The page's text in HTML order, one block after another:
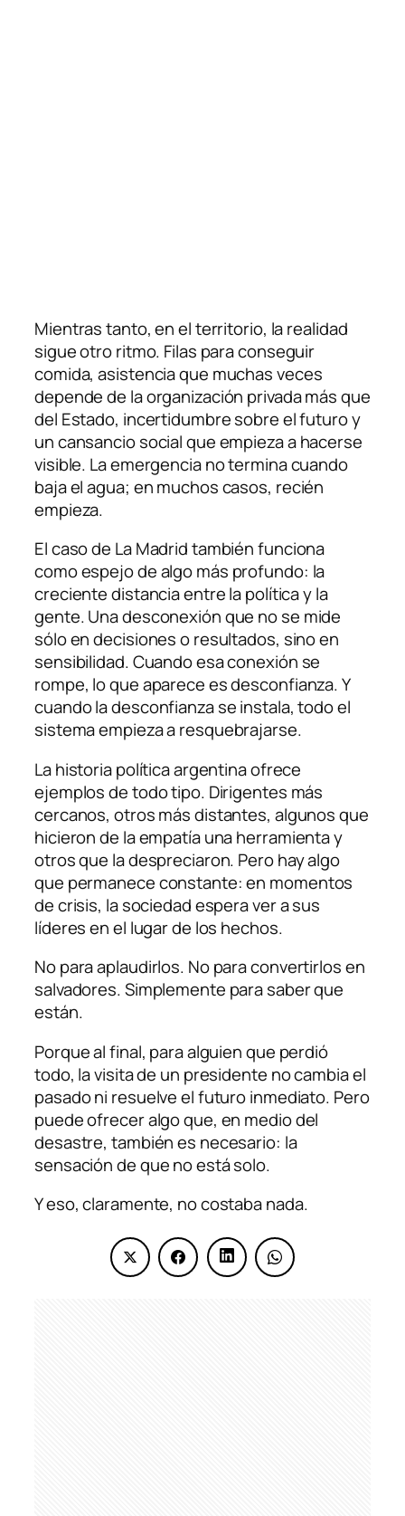
Mientras tanto, en el territorio, la realidad
sigue otro ritmo. Filas para conseguir
comida, asistencia que muchas veces
depende de la organización privada más que
del Estado, incertidumbre sobre el futuro y
un cansancio social que empieza a hacerse
visible. La emergencia no termina cuando
baja el agua; en muchos casos, recién
empieza.
El caso de La Madrid también funciona
como espejo de algo más profundo: la
creciente distancia entre la política y la
gente. Una desconexión que no se mide
sólo en decisiones o resultados, sino en
sensibilidad. Cuando esa conexión se
rompe, lo que aparece es desconfianza. Y
cuando la desconfianza se instala, todo el
sistema empieza a resquebrajarse.
La historia política argentina ofrece
ejemplos de todo tipo. Dirigentes más
cercanos, otros más distantes, algunos que
hicieron de la empatía una herramienta y
otros que la despreciaron. Pero hay algo
que permanece constante: en momentos
de crisis, la sociedad espera ver a sus
líderes en el lugar de los hechos.
No para aplaudirlos. No para convertirlos en
salvadores. Simplemente para saber que
están.
Porque al final, para alguien que perdió
todo, la visita de un presidente no cambia el
pasado ni resuelve el futuro inmediato. Pero
puede ofrecer algo que, en medio del
desastre, también es necesario: la
sensación de que no está solo.
Y eso, claramente, no costaba nada.